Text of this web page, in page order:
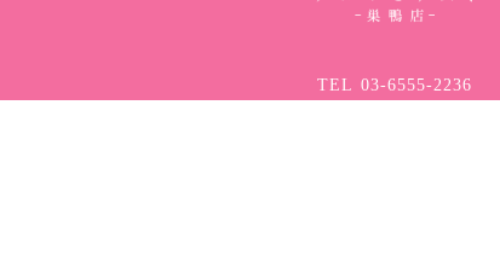
TEL 03-6555-2236